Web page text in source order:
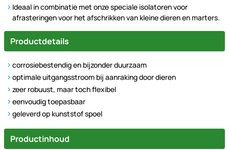
Ideaal in combinatie met onze speciale isolatoren voor
afrasteringen voor het afschrikken van kleine dieren en marters.
Productdetails
corrosiebestendig en bijzonder duurzaam
optimale uitgangsstroom bij aanraking door dieren
zeer robuust, maar toch flexibel
eenvoudig toepasbaar
geleverd op kunststof spoel
Productinhoud